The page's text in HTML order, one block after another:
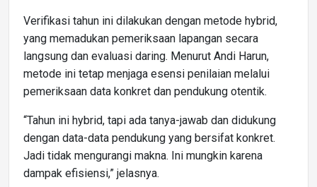
Verifikasi tahun ini dilakukan dengan metode hybrid,
yang memadukan pemeriksaan lapangan secara
langsung dan evaluasi daring. Menurut Andi Harun,
metode ini tetap menjaga esensi penilaian melalui
pemeriksaan data konkret dan pendukung otentik.
“Tahun ini hybrid, tapi ada tanya-jawab dan didukung
dengan data-data pendukung yang bersifat konkret.
Jadi tidak mengurangi makna. Ini mungkin karena
dampak efisiensi,” jelasnya.